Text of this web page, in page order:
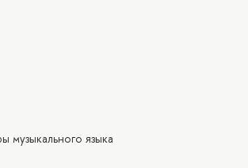
музыкального языка